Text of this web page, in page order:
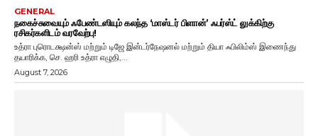
GENERAL
நகைச்சுவையும் ஃபேண்டஸியும் கலந்த ‘மாஸ்டர் பிளான்’ ஃபர்ஸ்ட் லுக்கிற்கு
ரசிகர்களிடம் வரவேற்பு!
உத்ரா புரொடக்ஷன்ஸ் மற்றும் டிஜே இன்டர்நேஷனல் மற்றும் தியா ஃபிலிம்ஸ் இணைந்து
தயாரிக்க, செ. ஹரி உத்ரா எழுதி,...
August 7, 2026